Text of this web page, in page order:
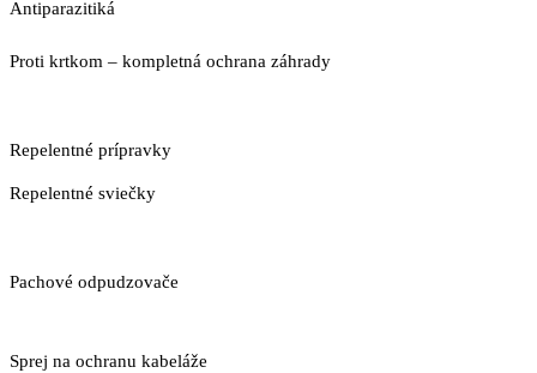
Antiparazitiká
Proti krtkom – kompletná ochrana záhrady
Repelentné prípravky
Repelentné sviečky
Pachové odpudzovače
Sprej na ochranu kabeláže